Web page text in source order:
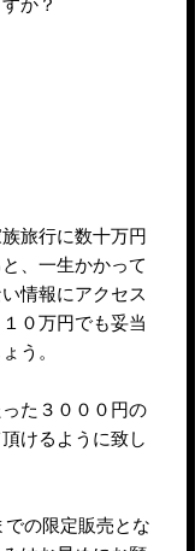
旅行に数十万円
、一生かかって
情報にアクセス
０万円でも妥当
う。
た３０００円の
けるように致し
の限定販売とな